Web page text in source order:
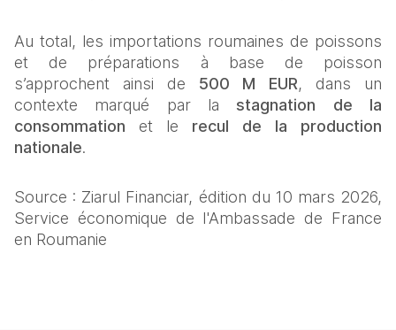
Au total, les importations roumaines de poissons
et de préparations à base de poisson
s’approchent ainsi de 500 M EUR, dans un
contexte marqué par la stagnation de la
consommation et le recul de la production
nationale.
Source : Ziarul Financiar, édition du 10 mars 2026,
Service économique de l'Ambassade de France
en Roumanie